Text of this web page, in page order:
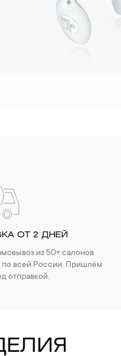
ОТ 2 ДНЕЙ
из 50+ салонов
всей России. Пришлём
отправкой.